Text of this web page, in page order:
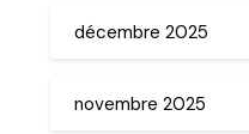
décembre 2025
novembre 2025